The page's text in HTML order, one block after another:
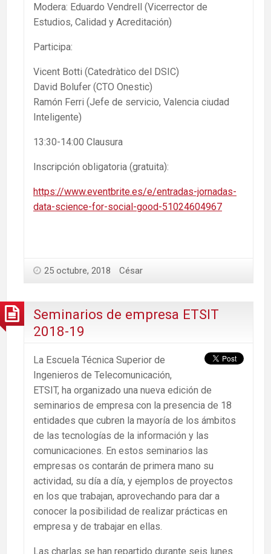
Modera: Eduardo Vendrell (Vicerrector de
Estudios, Calidad y Acreditación)
Participa:
Vicent Botti (Catedràtico del DSIC)
David Bolufer (CTO Onestic)
Ramón Ferri (Jefe de servicio, Valencia ciudad
Inteligente)
13:30-14:00 Clausura
Inscripción obligatoria (gratuita):
https://www.eventbrite.es/e/entradas-jornadas-
data-science-for-social-good-51024604967
25 octubre, 2018 César
Seminarios de empresa ETSIT
2018-19
La Escuela Técnica Superior de
Ingenieros de Telecomunicación,
ETSIT, ha organizado una nueva edición de
seminarios de empresa con la presencia de 18
entidades que cubren la mayoría de los ámbitos
de las tecnologías de la información y las
comunicaciones. En estos seminarios las
empresas os contarán de primera mano su
actividad, su día a día, y ejemplos de proyectos
en los que trabajan, aprovechando para dar a
conocer la posibilidad de realizar prácticas en
empresa y de trabajar en ellas.
Las charlas se han repartido durante seis lunes